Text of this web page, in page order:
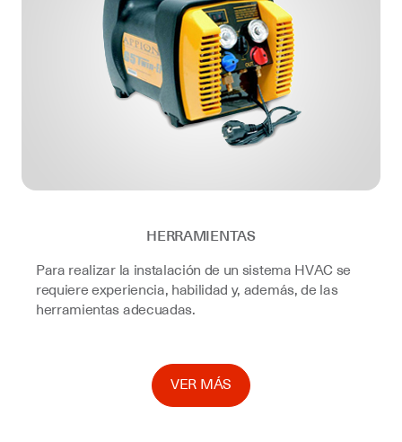
HERRAMIENTAS
Para realizar la instalación de un sistema HVAC se
requiere experiencia, habilidad y, además, de las
herramientas adecuadas.
VER MÁS